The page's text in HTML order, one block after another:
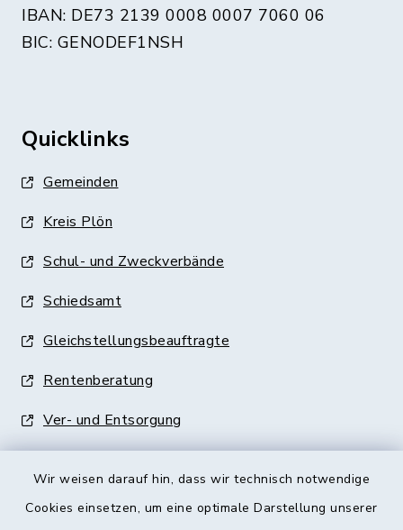
Wir weisen darauf hin, dass wir technisch notwendige
Cookies einsetzen, um eine optimale Darstellung unserer
IBAN: DE73 2139 0008 0007 7060 06
BIC: GENODEF1NSH
Quicklinks
Gemeinden
Kreis Plön
Schul- und Zweckverbände
Schiedsamt
Gleichstellungsbeauftragte
Rentenberatung
Ver- und Entsorgung